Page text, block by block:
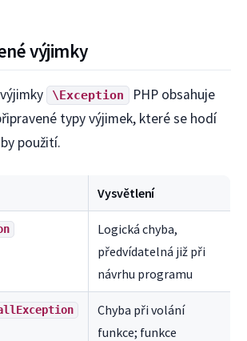
výjimky
\Exception
PHP obsahuje
typy výjimek, které se hodí
použití.
Vysvětlení
Logická chyba,
předvídatelná již při
návrhu programu
Chyba při volání
funkce; funkce